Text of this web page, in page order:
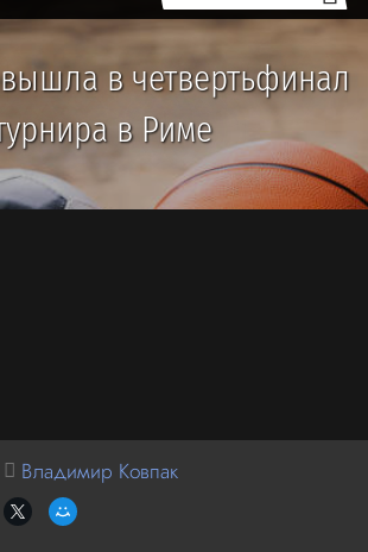
в четвертьфинал
в Риме
Владимир Ковпак